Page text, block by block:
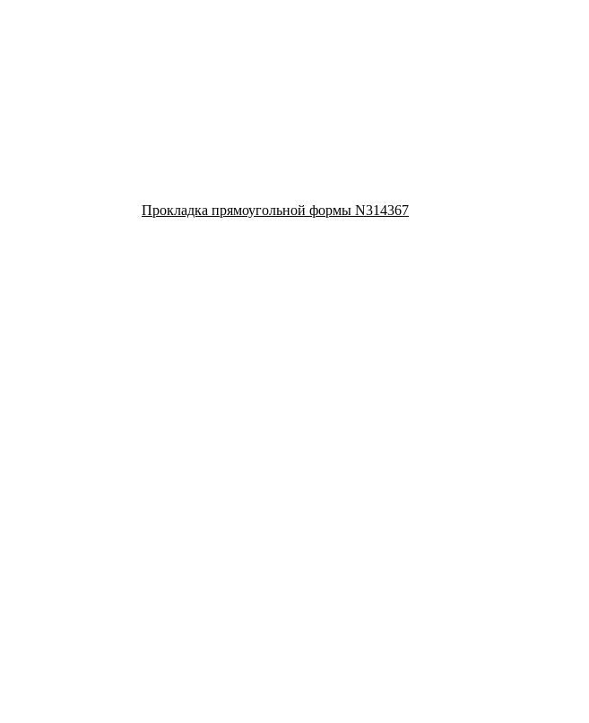
Прокладка прямоугольной формы N314367